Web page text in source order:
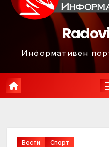
Информативен
Вести Спорт